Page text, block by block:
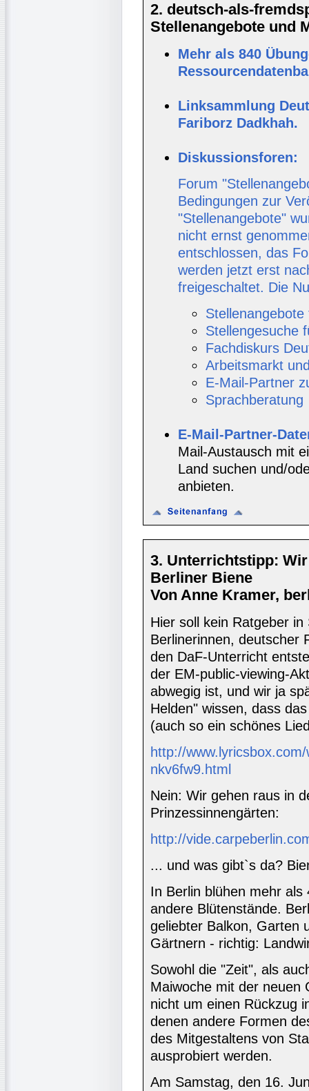
2. deutsch-als-
Stellenangebote und
Mehr als 840
Linksammlung
Fariborz Dadkhah.
Diskussionsforen:
Forum
Bedingungen zur
"Stellenangebote"
nicht ernst
entschlossen, das
werden jetzt erst
freigeschaltet. Die
Stellengesuche
Fachdiskurs
Arbeitsmarkt
E-Mail-Partner
Sprachberatung
E-Mail-Partner-
Mail-Austausch mit
Land suchen und/
anbieten.
3. Unterrichtstipp:
Berliner Biene
Von Anne Kramer,
Hier soll kein Ratgeber
Berlinerinnen, deutscher
den DaF-Unterricht
der EM-public-viewing-
abwegig ist, und wir ja
Helden" wissen, dass
(auch so ein schönes
http://
nkv6fw9.html
Nein: Wir gehen raus in
Prinzessinnengärten:
http://
... und was gibt`s da?
In Berlin blühen mehr
andere Blütenstände.
geliebter Balkon, Garten
Gärtnern - richtig:
Sowohl die "Zeit", als
Maiwoche mit der neuen
nicht um einen Rückzug
denen andere Formen
des Mitgestaltens von
ausprobiert werden.
Am Samstag, den 16.